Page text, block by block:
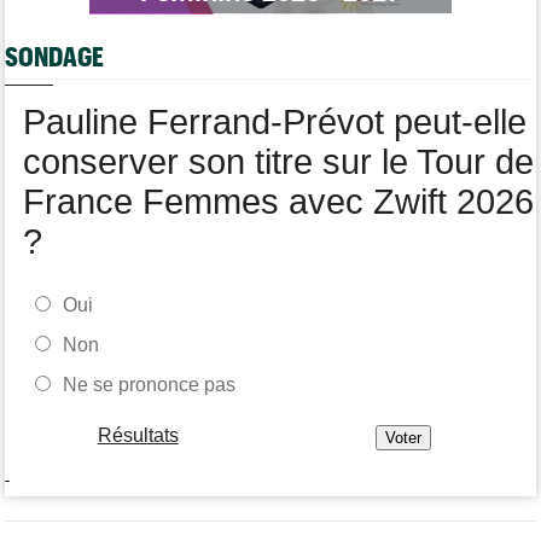
Le Mercato vélo est ouvert... Toutes les dernières infos de
05/08
Tour de France Femmes
Demi Vollering la 5e étape ! Ferrand-Prévot perd tout
SONDAGE
Pauline Ferrand-Prévot peut-elle
conserver son titre sur le Tour de
France Femmes avec Zwift 2026
?
Oui
Non
Ne se prononce pas
Résultats
-